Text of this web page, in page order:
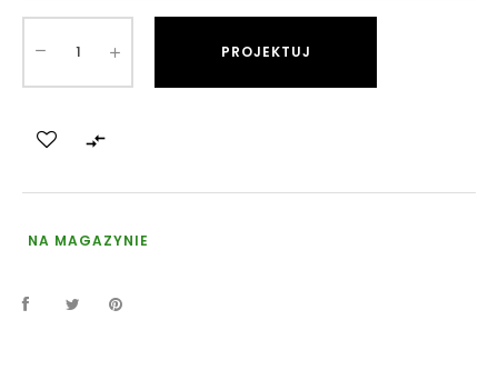
PROJEKTUJ

NA MAGAZYNIE